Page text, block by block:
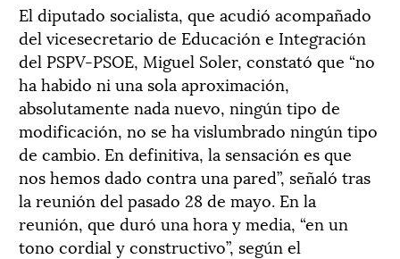
El diputado socialista, que acudió acompañado
del vicesecretario de Educación e Integración
del PSPV-PSOE, Miguel Soler, constató que “no
ha habido ni una sola aproximación,
absolutamente nada nuevo, ningún tipo de
modificación, no se ha vislumbrado ningún tipo
de cambio. En definitiva, la sensación es que
nos hemos dado contra una pared”, señaló tras
la reunión del pasado 28 de mayo. En la
reunión, que duró una hora y media, “en un
tono cordial y constructivo”, según el